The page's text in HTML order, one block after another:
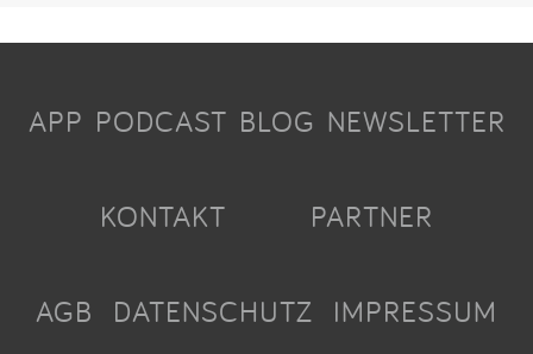
APP PODCAST BLOG NEWSLETTER
KONTAKT PARTNER
AGB DATENSCHUTZ IMPRESSUM